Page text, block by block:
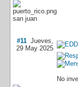
san juan
#11Jueves,
29 May 2025
No